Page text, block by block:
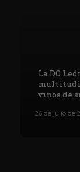
La DO
vinos de
26 de julio de